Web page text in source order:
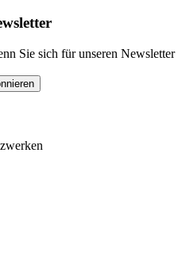
Sie sich für unseren Newsletter